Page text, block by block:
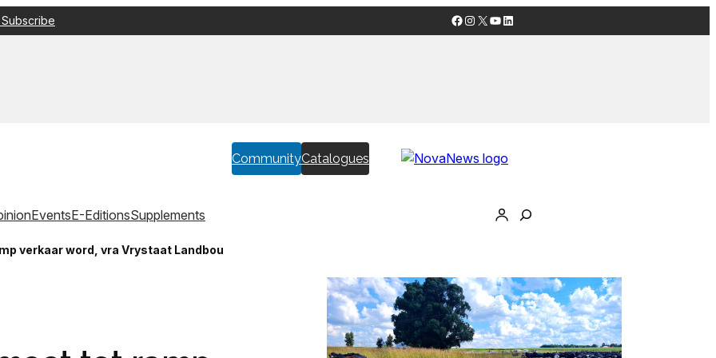
Facebook
Instagram
X YouTube
LinkedIn
CommunityCatalogues
EventsE-EditionsSupplements
verkaar word, vra Vrystaat Landbou